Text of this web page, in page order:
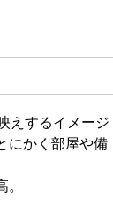
えするイメージ
にかく部屋や備